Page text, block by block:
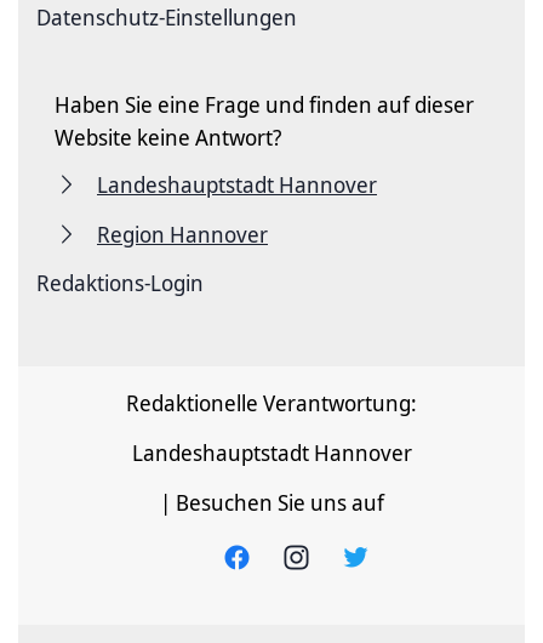
Datenschutz-Einstellungen
Haben Sie eine Frage und finden auf dieser
Website keine Antwort?
Landeshauptstadt Hannover
Region Hannover
Redaktions-Login
Redaktionelle Verantwortung:
Landeshauptstadt Hannover
| Besuchen Sie uns auf